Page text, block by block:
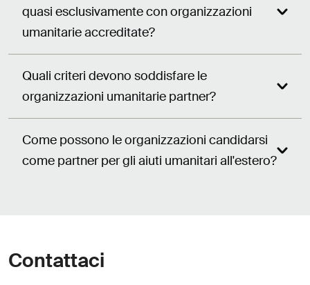
quasi esclusivamente con organizzazioni
umanitarie accreditate?
Quali criteri devono soddisfare le
organizzazioni umanitarie partner?
Come possono le organizzazioni candidarsi
come partner per gli aiuti umanitari all'estero?
Contattaci